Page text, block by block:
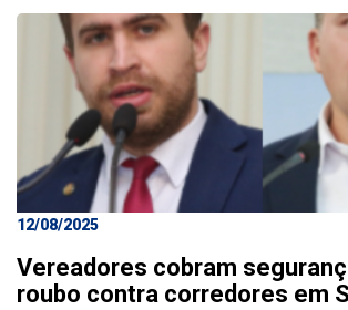
12/08/2025
Vereadores cobram
roubo contra corredores em